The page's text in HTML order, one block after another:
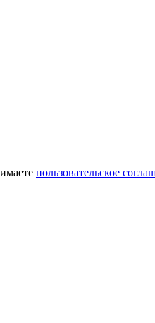
пользовательское